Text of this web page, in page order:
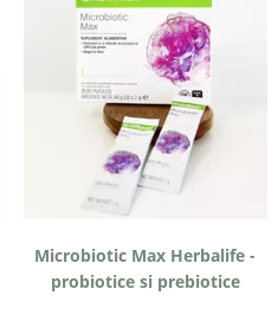
Microbiotic Max Herbalife -
probiotice si prebiotice